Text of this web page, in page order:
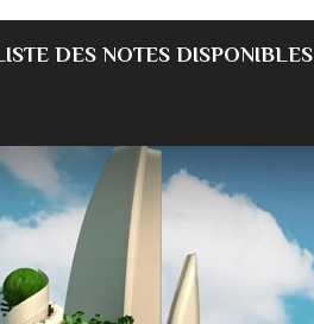
DES NOTES DISPONIBLES